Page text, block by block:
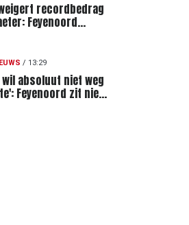
recordbedrag
Feyenoord
megabod
/ 13:29
absoluut niet weg
Feyenoord zit niet